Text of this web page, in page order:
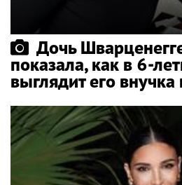
Дочь
показала, как в 6-
выглядит его